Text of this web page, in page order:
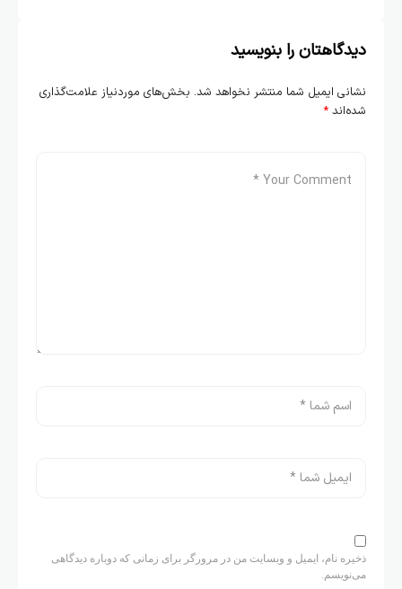
دیدگاهتان را بنویسید
نشانی ایمیل شما منتشر نخواهد شد. بخش‌های موردنیاز علامت‌گذاری
شده‌اند *
ذخیره نام، ایمیل و وبسایت من در مرورگر برای زمانی که دوباره دیدگاهی
می‌نویسم.